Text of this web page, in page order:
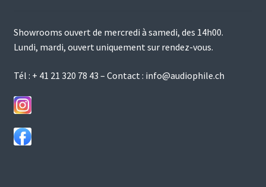
Showrooms ouvert de mercredi à samedi, des 14h00.
Lundi, mardi, ouvert uniquement sur rendez-vous.
Tél : + 41 21 320 78 43 – Contact : info@audiophile.ch